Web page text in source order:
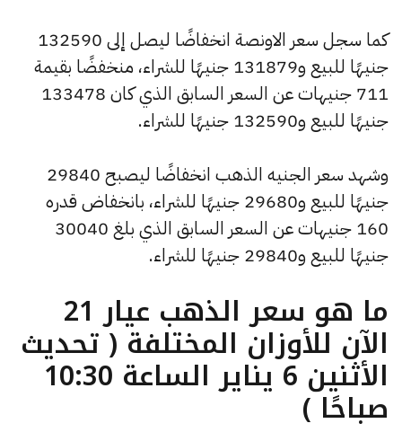
كما سجل سعر الاونصة انخفاضًا ليصل إلى 132590
جنيهًا للبيع و131879 جنيهًا للشراء، منخفضًا بقيمة
711 جنيهات عن السعر السابق الذي كان 133478
جنيهًا للبيع و132590 جنيهًا للشراء.
وشهد سعر الجنيه الذهب انخفاضًا ليصبح 29840
جنيهًا للبيع و29680 جنيهًا للشراء، بانخفاض قدره
160 جنيهات عن السعر السابق الذي بلغ 30040
جنيهًا للبيع و29840 جنيهًا للشراء.
ما هو سعر الذهب عيار 21
الآن للأوزان المختلفة ( تحديث
الأثنين 6 يناير الساعة 10:30
صباحًا )